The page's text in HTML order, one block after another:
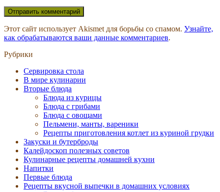
Этот сайт использует Akismet для борьбы со спамом. Узнайте,
как обрабатываются ваши данные комментариев.
Рубрики
Cервировка стола
В мире кулинарии
Вторые блюда
Блюда из курицы
Блюда с грибами
Блюда с овощами
Пельмени, манты, вареники
Рецепты приготовления котлет из куриной грудки
Закуски и бутерброды
Калейдоскоп полезных советов
Кулинарные рецепты домашней кухни
Напитки
Первые блюда
Рецепты вкусной выпечки в домашних условиях